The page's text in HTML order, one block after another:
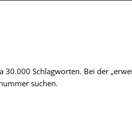
Schlagworten. Bei der
suchen.